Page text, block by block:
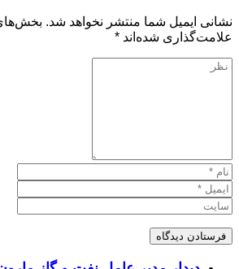
نشانی ایمیل شما منتشر نخواهد شد. بخش‌های
علامت‌گذاری شده‌اند *